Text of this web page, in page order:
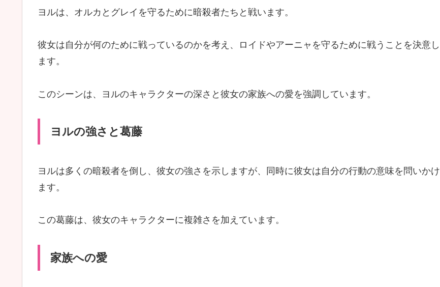
ヨルは、オルカとグレイを守るために暗殺者たちと戦います。
彼女は自分が何のために戦っているのかを考え、ロイドやアーニャを守るために戦うことを決意し
ます。
このシーンは、ヨルのキャラクターの深さと彼女の家族への愛を強調しています。
ヨルの強さと葛藤
ヨルは多くの暗殺者を倒し、彼女の強さを示しますが、同時に彼女は自分の行動の意味を問いかけ
ます。
この葛藤は、彼女のキャラクターに複雑さを加えています。
家族への愛